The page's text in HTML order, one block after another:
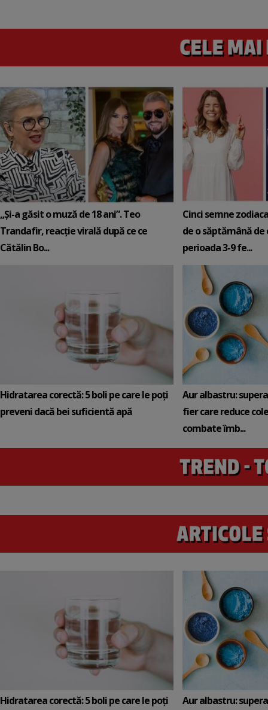
„Și-a găsit o muză de 18 ani”. Teo
Trandafir, reacție virală după ce ce
Cătălin Bo...
Cinci semne
de o săptămână de
perioada 3-9 fe...
Hidratarea corectă: 5 boli pe care le poți
preveni dacă bei suficientă apă
Aur albastru:
fier care reduce
combate îmb...
Hidratarea corectă: 5 boli pe care le poți
Aur albastru: